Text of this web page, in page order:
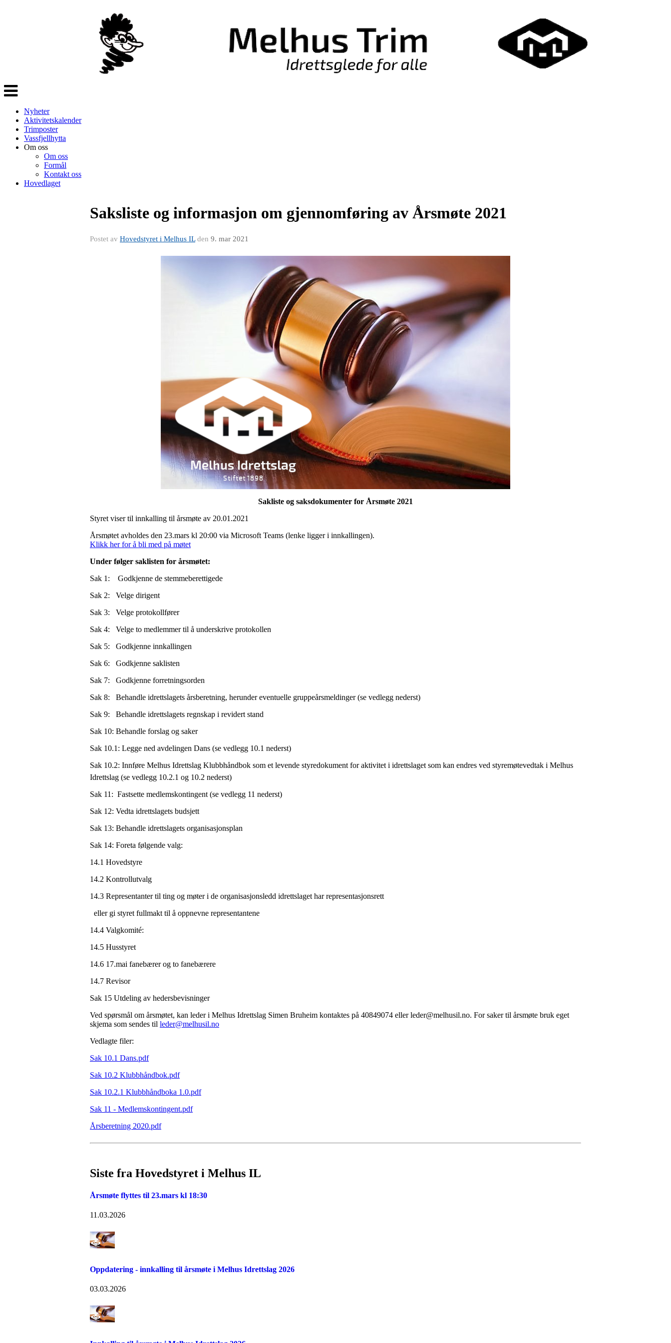
Veksle
navigasjon
Nyheter
Aktivitetskalender
Trimposter
Vassfjellhytta
Om oss
Om oss
Formål
Kontakt oss
Hovedlaget
Saksliste og informasjon om gjennomføring av Årsmøte 2021
Postet av Hovedstyret i Melhus ILden 9. mar 2021
Sakliste og saksdokumenter for Årsmøte 2021
Styret viser til innkalling til årsmøte av 20.01.2021
Årsmøtet avholdes den 23.mars kl 20:00 via Microsoft Teams (lenke ligger i innkallingen).
Klikk her for å bli med på møtet
Under følger saklisten for årsmøtet:
Sak 1: Godkjenne de stemmeberettigede
Sak 2: Velge dirigent
Sak 3: Velge protokollfører
Sak 4: Velge to medlemmer til å underskrive protokollen
Sak 5: Godkjenne innkallingen
Sak 6: Godkjenne saklisten
Sak 7: Godkjenne forretningsorden
Sak 8: Behandle idrettslagets årsberetning, herunder eventuelle gruppeårsmeldinger (se vedlegg nederst)
Sak 9: Behandle idrettslagets regnskap i revidert stand
Sak 10: Behandle forslag og saker
Sak 10.1: Legge ned avdelingen Dans (se vedlegg 10.1 nederst)
Sak 10.2: Innføre Melhus Idrettslag Klubbhåndbok som et levende styredokument for aktivitet i idrettslaget som kan endres ved styremøtevedtak i Melhus
Idrettslag (se vedlegg 10.2.1 og 10.2 nederst)
Sak 11: Fastsette medlemskontingent (se vedlegg 11 nederst)
Sak 12: Vedta idrettslagets budsjett
Sak 13: Behandle idrettslagets organisasjonsplan
Sak 14: Foreta følgende valg:
14.1 Hovedstyre
14.2 Kontrollutvalg
14.3 Representanter til ting og møter i de organisasjonsledd idrettslaget har representasjonsrett
eller gi styret fullmakt til å oppnevne representantene
14.4 Valgkomité:
14.5 Husstyret
14.6 17.mai fanebærer og to fanebærere
14.7 Revisor
Sak 15 Utdeling av hedersbevisninger
Ved spørsmål om årsmøtet, kan leder i Melhus Idrettslag Simen Bruheim kontaktes på 40849074 eller leder@melhusil.no. For saker til årsmøte bruk eget
skjema som sendes til leder@melhusil.no
Vedlagte filer:
Sak 10.1 Dans.pdf
Sak 10.2 Klubbhåndbok.pdf
Sak 10.2.1 Klubbhåndboka 1.0.pdf
Sak 11 - Medlemskontingent.pdf
Årsberetning 2020.pdf
Siste fra Hovedstyret i Melhus IL
Årsmøte flyttes til 23.mars kl 18:30
11.03.2026
Oppdatering - innkalling til årsmøte i Melhus Idrettslag 2026
03.03.2026